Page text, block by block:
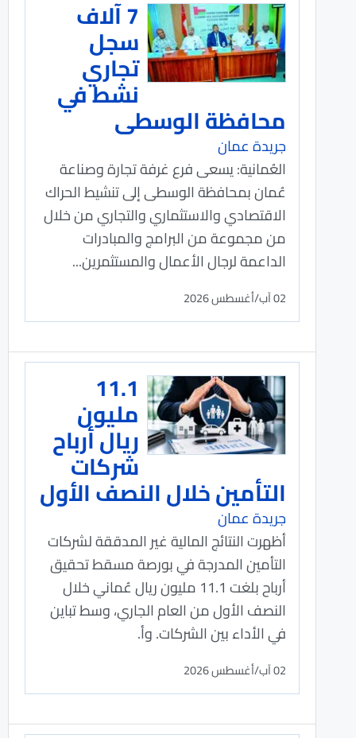
7 آلاف
سجل
تجاري
نشط في
محافظة الوسطى
جريدة عمان
العُمانية: يسعى فرع غرفة تجارة وصناعة
عُمان بمحافظة الوسطى إلى تنشيط الحراك
الاقتصادي والاستثماري والتجاري من خلال
من مجموعة من البرامج والمبادرات
الداعمة لرجال الأعمال والمستثمرين...
02 آب/أغسطس 2026
11.1
مليون
ريال أرباح
شركات
التأمين خلال النصف الأول
جريدة عمان
أظهرت النتائج المالية غير المدققة لشركات
التأمين المدرجة في بورصة مسقط تحقيق
أرباح بلغت 11.1 مليون ريال عُماني خلال
النصف الأول من العام الجاري، وسط تباين
في الأداء بين الشركات. وأ.
02 آب/أغسطس 2026